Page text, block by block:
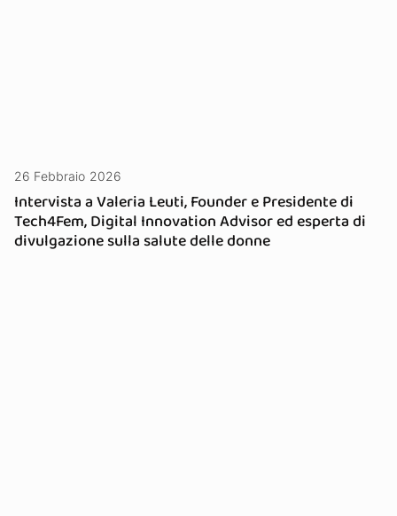
26 Febbraio 2026
Intervista a Valeria Leuti, Founder e Presidente di
Tech4Fem, Digital Innovation Advisor ed esperta di
divulgazione sulla salute delle donne